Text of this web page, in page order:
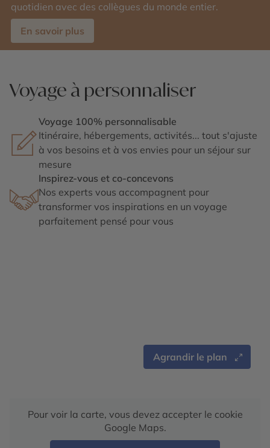
quotidien avec des collègues du monde entier.
En savoir plus
Voyage à personnaliser
Voyage 100% personnalisable
Itinéraire, hébergements, activités... tout s'ajuste
à vos besoins et à vos envies pour un séjour sur
mesure
Inspirez-vous et co-concevons
Nos experts vous accompagnent pour
transformer vos inspirations en un voyage
parfaitement pensé pour vous
Agrandir le plan
Pour voir la carte, vous devez accepter le cookie
Google Maps.